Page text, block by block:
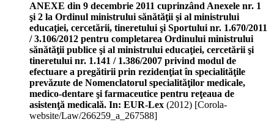
ANEXE din 9 decembrie 2011 cuprinzând Anexele nr. 1
şi 2 la Ordinul ministrului sănătăţii şi al ministrului
educaţiei, cercetării, tineretului şi Sportului nr. 1.670/2011
/ 3.106/2012 pentru completarea Ordinului ministrului
sănătăţii publice şi al ministrului educaţiei, cercetării şi
tineretului nr. 1.141 / 1.386/2007 privind modul de
efectuare a pregătirii prin rezidenţiat în specialităţile
prevăzute de Nomenclatorul specialităţilor medicale,
medico-dentare şi farmaceutice pentru reţeaua de
asistenţă medicală. In: EUR-Lex (2012) [Corola-
website/Law/266259_a_267588]